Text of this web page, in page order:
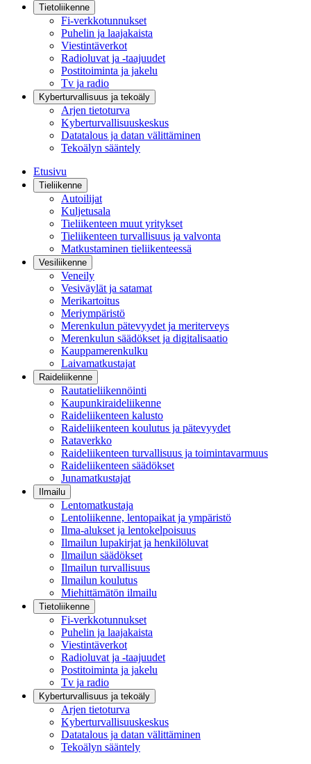
Tietoliikenne
Fi-verkkotunnukset
Puhelin ja laajakaista
Viestintäverkot
Radioluvat ja -taajuudet
Postitoiminta ja jakelu
Tv ja radio
Kyberturvallisuus ja tekoäly
Arjen tietoturva
Kyberturvallisuuskeskus
Datatalous ja datan välittäminen
Tekoälyn sääntely
Etusivu
Tieliikenne
Autoilijat
Kuljetusala
Tieliikenteen muut yritykset
Tieliikenteen turvallisuus ja valvonta
Matkustaminen tieliikenteessä
Vesiliikenne
Veneily
Vesiväylät ja satamat
Merikartoitus
Meriympäristö
Merenkulun pätevyydet ja meriterveys
Merenkulun säädökset ja digitalisaatio
Kauppamerenkulku
Laivamatkustajat
Raideliikenne
Rautatieliikennöinti
Kaupunkiraideliikenne
Raideliikenteen kalusto
Raideliikenteen koulutus ja pätevyydet
Rataverkko
Raideliikenteen turvallisuus ja toimintavarmuus
Raideliikenteen säädökset
Junamatkustajat
Ilmailu
Lentomatkustaja
Lentoliikenne, lentopaikat ja ympäristö
Ilma-alukset ja lentokelpoisuus
Ilmailun lupakirjat ja henkilöluvat
Ilmailun säädökset
Ilmailun turvallisuus
Ilmailun koulutus
Miehittämätön ilmailu
Tietoliikenne
Fi-verkkotunnukset
Puhelin ja laajakaista
Viestintäverkot
Radioluvat ja -taajuudet
Postitoiminta ja jakelu
Tv ja radio
Kyberturvallisuus ja tekoäly
Arjen tietoturva
Kyberturvallisuuskeskus
Datatalous ja datan välittäminen
Tekoälyn sääntely